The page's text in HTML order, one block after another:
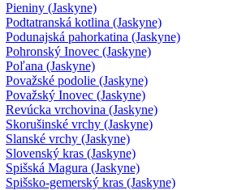
Pieniny (Jaskyne)
Podtatranská kotlina (Jaskyne)
Podunajská pahorkatina (Jaskyne)
Pohronský Inovec (Jaskyne)
Poľana (Jaskyne)
Považské podolie (Jaskyne)
Považský Inovec (Jaskyne)
Revúcka vrchovina (Jaskyne)
Skorušinské vrchy (Jaskyne)
Slanské vrchy (Jaskyne)
Slovenský kras (Jaskyne)
Spišská Magura (Jaskyne)
Spišsko-gemerský kras (Jaskyne)